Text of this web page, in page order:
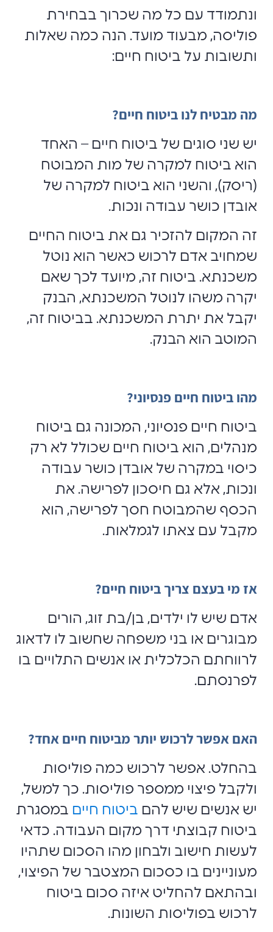
ונתמודד עם כל מה שכרוך בבחירת
פוליסה, מבעוד מועד. הנה כמה שאלות
ותשובות על ביטוח חיים:
מה מבטיח לנו ביטוח חיים?
יש שני סוגים של ביטוח חיים – האחד
הוא ביטוח למקרה של מות המבוטח
(ריסק), והשני הוא ביטוח למקרה של
אובדן כושר עבודה ונכות.
זה המקום להזכיר גם את ביטוח החיים
שמחויב אדם לרכוש כאשר הוא נוטל
משכנתא. ביטוח זה, מיועד לכך שאם
יקרה משהו לנוטל המשכנתא, הבנק
יקבל את יתרת המשכנתא. בביטוח זה,
המוטב הוא הבנק.
מהו ביטוח חיים פנסיוני?
ביטוח חיים פנסיוני, המכונה גם ביטוח
מנהלים, הוא ביטוח חיים שכולל לא רק
כיסוי במקרה של אובדן כושר עבודה
ונכות, אלא גם חיסכון לפרישה. את
הכסף שהמבוטח חסך לפרישה, הוא
מקבל עם צאתו לגמלאות.
אז מי בעצם צריך ביטוח חיים?
אדם שיש לו ילדים, בן/בת זוג, הורים
מבוגרים או בני משפחה שחשוב לו לדאוג
לרווחתם הכלכלית או אנשים התלויים בו
לפרנסתם.
האם אפשר לרכוש יותר מביטוח חיים אחד?
בהחלט. אפשר לרכוש כמה פוליסות
ולקבל פיצוי ממספר פוליסות. כך למשל,
יש אנשים שיש להם ביטוח חיים במסגרת
ביטוח קבוצתי דרך מקום העבודה. כדאי
לעשות חישוב ולבחון מהו הסכום שתהיו
מעוניינים בו כסכום המצטבר של הפיצוי,
ובהתאם להחליט איזה סכום ביטוח
לרכוש בפוליסות השונות.